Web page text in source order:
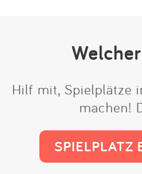
Hilf mit, Spielplätze
machen!
SPIELPLATZ